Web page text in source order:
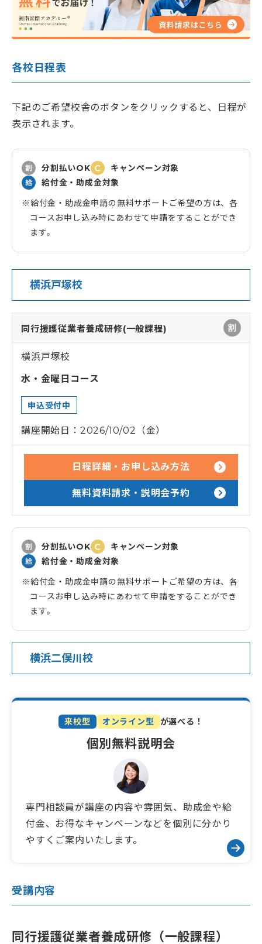
各校日程表
下記のご希望校舎のボタンをクリックすると、日程が
表示されます。
分割払いOK
キャンペーン対象
給付金・助成金対象
給付金・助成金申請の無料サポートご希望の方は、各
コースお申し込み時にあわせて申請をすることができ
ます。
横浜戸塚校
同行援護従業者養成研修(一般課程)
横浜戸塚校
水・金曜日コース
申込受付中
講座開始日：2026/10/02（金）
日程詳細・お申し込み方法
無料資料請求・説明会予約
分割払いOK
キャンペーン対象
給付金・助成金対象
給付金・助成金申請の無料サポートご希望の方は、各
コースお申し込み時にあわせて申請をすることができ
ます。
横浜二俣川校
同行援護従業者養成研修(一般課程)
横浜二俣川校
木・金曜日コース
講座開始日：2026/09/03（木）
日程詳細・お申し込み方法
給付金・助成金対象
個別無料説明会
来校型 オンライン型 が選べる！
専門相談員が講座の内容や雰囲気、助成金や給
付金、お得なキャンペーンなどを個別に分かり
やすくご案内いたします。
受講内容
同行援護従業者養成研修（一般課程）